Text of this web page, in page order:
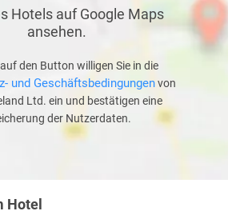
Hotels auf Google Maps
ansehen.
den Button willigen Sie in die
und Geschäftsbedingungenvon
Ltd. ein und bestätigen eine
der Nutzerdaten.
Hotel